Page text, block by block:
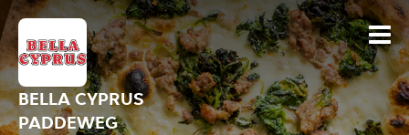
BELLA CYPRUS
PADDEWEG